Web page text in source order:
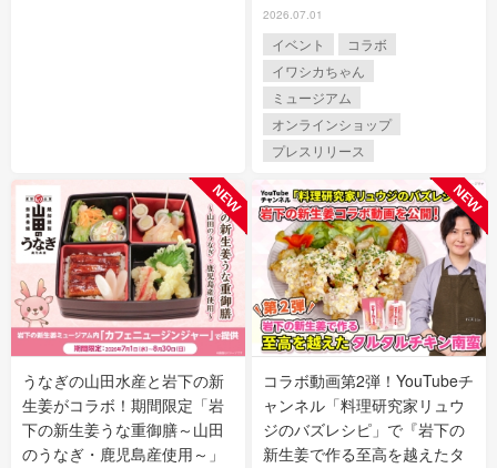
2026.07.01
イベント
コラボ
イワシカちゃん
ミュージアム
オンラインショップ
プレスリリース
うなぎの山田水産と岩下の新
生姜がコラボ！期間限定「岩
下の新生姜うな重御膳～山田
のうなぎ・鹿児島産使用～」
コラボ動画第2弾！YouTubeチ
ャンネル「料理研究家リュウ
ジのバズレシピ」で『岩下の
新生姜で作る至高を越えたタ